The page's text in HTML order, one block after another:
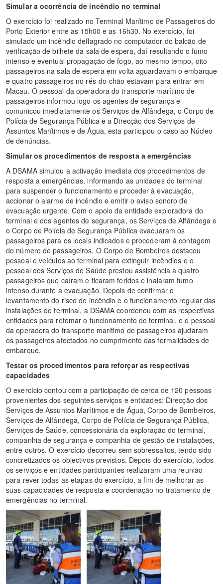
Simular a ocorrência de incêndio no terminal
O exercício foi realizado no Terminal Marítimo de Passageiros do
Porto Exterior entre as 15h00 e as 16h30. No exercício, foi
simulado um incêndio deflagrado no computador do balcão de
verificação de bilhete da sala de espera, daí resultando o fumo
intenso e eventual propagação de fogo, ao mesmo tempo, oito
passageiros na sala de espera em volta aguardavam o embarque
e quatro passageiros no rés-do-chão estavam para entrar em
Macau. O pessoal da operadora do transporte marítimo de
passageiros informou logo os agentes de segurança e
comunicou imediatamente os Serviços de Alfândega, o Corpo de
Polícia de Segurança Pública e a Direcção dos Serviços de
Assuntos Marítimos e de Água, esta participou o caso ao Núcleo
de denúncias.
Simular os procedimentos de resposta a emergências
A DSAMA simulou a activação imediata dos procedimentos de
resposta a emergências, informando as unidades do terminal
para suspender o funcionamento e proceder à evacuação,
accionar o alarme de incêndio e emitir o aviso sonoro de
evacuação urgente. Com o apoio da entidade exploradora do
terminal e dos agentes de segurança, os Serviços de Alfândega e
o Corpo de Polícia de Segurança Pública evacuaram os
passageiros para os locais indicados e procederam à contagem
do número de passageiros. O Corpo de Bombeiros destacou
pessoal e veículos ao terminal para extinguir incêndios e o
pessoal dos Serviços de Saúde prestou assistência a quatro
passageiros que caíram e ficaram feridos e inalaram fumo
intenso durante a evacuação. Depois de confirmar o
levantamento do risco de incêndio e o funcionamento regular das
instalações do terminal, a DSAMA coordenou com as respectivas
entidades para retomar o funcionamento do terminal, e o pessoal
da operadora do transporte marítimo de passageiros ajudaram
os passageiros afectados no cumprimento das formalidades de
embarque.
Testar os procedimentos para reforçar as respectivas
capacidades
O exercício contou com a participação de cerca de 120 pessoas
provenientes dos seguintes serviços e entidades: Direcção dos
Serviços de Assuntos Marítimos e de Água, Corpo de Bombeiros,
Serviços de Alfândega, Corpo de Polícia de Segurança Pública,
Serviços de Saúde, concessionária da exploração do terminal,
companhia de segurança e companhia de gestão de instalações,
entre outros. O exercício decorreu sem sobressaltos, tendo sido
concretizados os objectivos previstos. Depois do exercício, todos
os serviços e entidades participantes realizaram uma reunião
para rever todas as etapas do exercício, a fim de melhorar as
suas capacidades de resposta e coordenação no tratamento de
emergências no terminal.